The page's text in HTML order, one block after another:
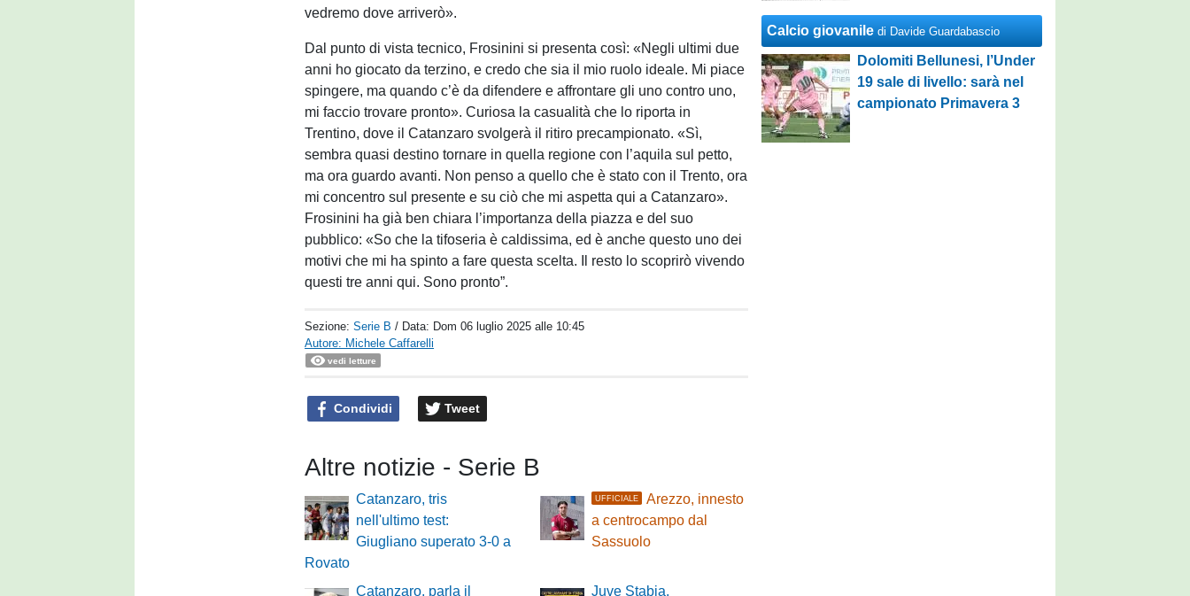
vedremo dove arriverò».
Dal punto di vista tecnico, Frosinini si presenta così: «Negli ultimi due
anni ho giocato da terzino, e credo che sia il mio ruolo ideale. Mi piace
spingere, ma quando c’è da difendere e affrontare gli uno contro uno,
mi faccio trovare pronto». Curiosa la casualità che lo riporta in
Trentino, dove il Catanzaro svolgerà il ritiro precampionato. «Sì,
sembra quasi destino tornare in quella regione con l’aquila sul petto,
ma ora guardo avanti. Non penso a quello che è stato con il Trento, ora
mi concentro sul presente e su ciò che mi aspetta qui a Catanzaro».
Frosinini ha già ben chiara l’importanza della piazza e del suo
pubblico: «So che la tifoseria è caldissima, ed è anche questo uno dei
motivi che mi ha spinto a fare questa scelta. Il resto lo scoprirò vivendo
questi tre anni qui. Sono pronto”.
Sezione:Serie B / Data: Dom 06 luglio 2025 alle 10:45
Autore: Michele Caffarelli
vedi letture
Condividi Tweet
Altre notizie - Serie B
Catanzaro, tris
nell'ultimo test:
Giugliano superato 3-0 a
Rovato
UFFICIALE
Arezzo, innesto
a centrocampo dal
Sassuolo
Catanzaro, parla il
Juve Stabia,
Calcio giovanile di Davide Guardabascio
Dolomiti Bellunesi, l’Under
19 sale di livello: sarà nel
campionato Primavera 3